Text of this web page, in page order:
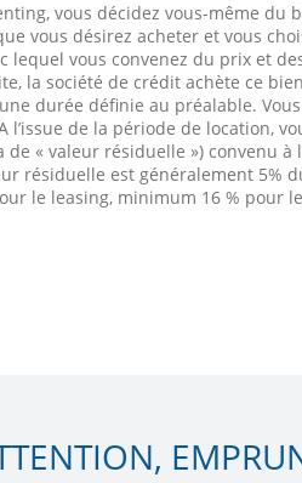
vous décidez vous-même du
vous désirez acheter et vous
lequel vous convenez du prix et
la société de crédit achète ce
durée définie au préalable.
l’issue de la période de location,
de « valeur résiduelle ») convenu à
résiduelle est généralement 5%
le leasing, minimum 16 % pour